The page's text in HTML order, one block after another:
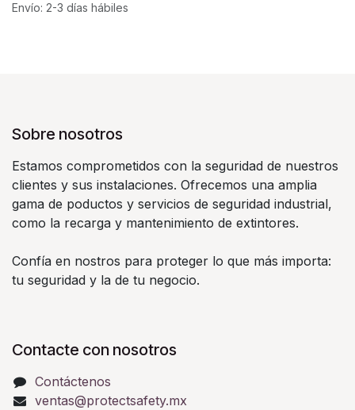
Envío: 2-3 días hábiles
Sobre nosotros
Estamos comprometidos con la seguridad de nuestros
clientes y sus instalaciones. Ofrecemos una amplia
gama de poductos y servicios de seguridad industrial,
como la recarga y mantenimiento de extintores.
Confía en nostros para proteger lo que más importa:
tu seguridad y la de tu negocio.
Contacte con nosotros
Contáctenos
ventas@protectsafety.mx